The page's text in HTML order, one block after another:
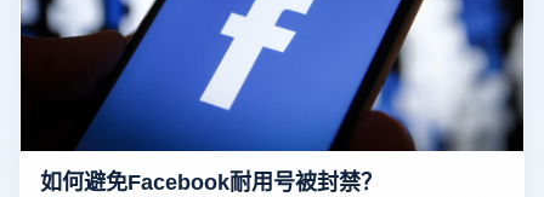
如何避免Facebook耐用号被封禁？